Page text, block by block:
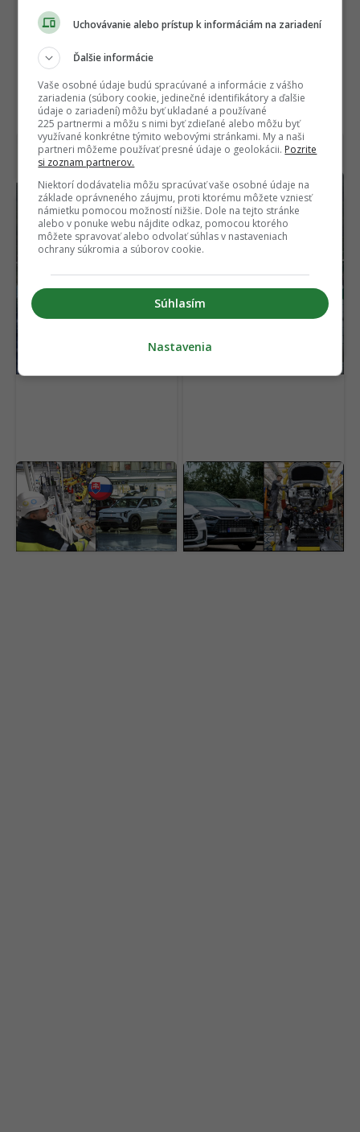
Američania poslali do Európy nenápadnú zbraň
s obrovským dosahom. Plnila jasné misie
Prekročíš rýchlosť a
satelit ťa ihneď zabrzdí.
kontroverznému sytému
Najšialenejšia komédia
roka pribudla online aj s
rozosmeje
Slovensko sa stáva
elektromobilovou
veľmocou. Pomáha nám
gigant, ktorého sa EÚ
snaží zastaviť
Čína úplne ovládla
autopriemysel. Tri
známe značky porazili
slávne svetové mená
Uchovávanie alebo prístup k informáciám na zariadení
Ďalšie informácie
Vaše osobné údaje budú spracúvané a informácie z vášho
zariadenia (súbory cookie, jedinečné identifikátory a ďalšie
údaje o zariadení) môžu byť ukladané a používané
225 partnermi a môžu s nimi byť zdieľané alebo môžu byť
využívané konkrétne týmito webovými stránkami. My a naši
partneri môžeme používať presné údaje o geolokácii. Pozrite
si zoznam partnerov.
Niektorí dodávatelia môžu spracúvať vaše osobné údaje na
základe oprávneného záujmu, proti ktorému môžete vzniesť
námietku pomocou možností nižšie. Dole na tejto stránke
alebo v ponuke webu nájdite odkaz, pomocou ktorého
môžete spravovať alebo odvolať súhlas v nastaveniach
ochrany súkromia a súborov cookie.
Súhlasím
Nastavenia